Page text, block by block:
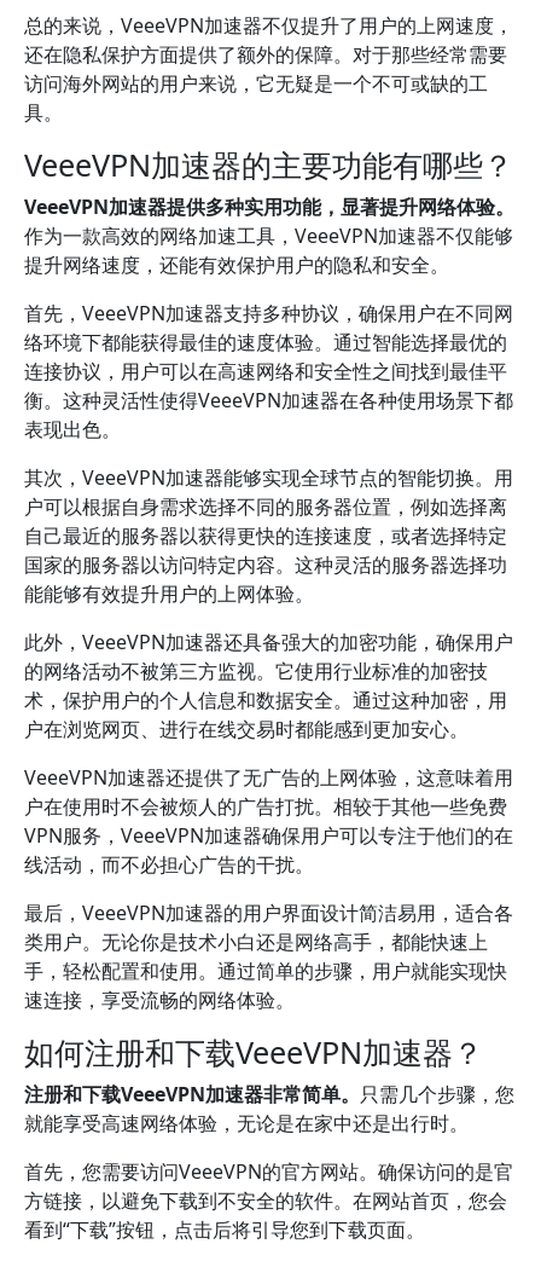
总的来说，VeeeVPN加速器不仅提升了用户的上网速度，
还在隐私保护方面提供了额外的保障。对于那些经常需要
访问海外网站的用户来说，它无疑是一个不可或缺的工
具。
VeeeVPN加速器的主要功能有哪些？
VeeeVPN加速器提供多种实用功能，显著提升网络体验。
作为一款高效的网络加速工具，VeeeVPN加速器不仅能够
提升网络速度，还能有效保护用户的隐私和安全。
首先，VeeeVPN加速器支持多种协议，确保用户在不同网
络环境下都能获得最佳的速度体验。通过智能选择最优的
连接协议，用户可以在高速网络和安全性之间找到最佳平
衡。这种灵活性使得VeeeVPN加速器在各种使用场景下都
表现出色。
其次，VeeeVPN加速器能够实现全球节点的智能切换。用
户可以根据自身需求选择不同的服务器位置，例如选择离
自己最近的服务器以获得更快的连接速度，或者选择特定
国家的服务器以访问特定内容。这种灵活的服务器选择功
能能够有效提升用户的上网体验。
此外，VeeeVPN加速器还具备强大的加密功能，确保用户
的网络活动不被第三方监视。它使用行业标准的加密技
术，保护用户的个人信息和数据安全。通过这种加密，用
户在浏览网页、进行在线交易时都能感到更加安心。
VeeeVPN加速器还提供了无广告的上网体验，这意味着用
户在使用时不会被烦人的广告打扰。相较于其他一些免费
VPN服务，VeeeVPN加速器确保用户可以专注于他们的在
线活动，而不必担心广告的干扰。
最后，VeeeVPN加速器的用户界面设计简洁易用，适合各
类用户。无论你是技术小白还是网络高手，都能快速上
手，轻松配置和使用。通过简单的步骤，用户就能实现快
速连接，享受流畅的网络体验。
如何注册和下载VeeeVPN加速器？
注册和下载VeeeVPN加速器非常简单。 只需几个步骤，您
就能享受高速网络体验，无论是在家中还是出行时。
首先，您需要访问VeeeVPN的官方网站。确保访问的是官
方链接，以避免下载到不安全的软件。在网站首页，您会
看到“下载”按钮，点击后将引导您到下载页面。